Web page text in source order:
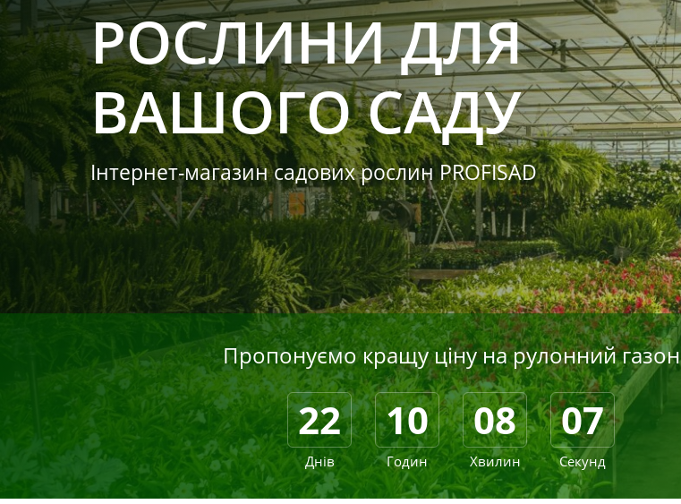
РОСЛИНИ ДЛЯ
ВАШОГО САДУ
Інтернет-магазин садових рослин PROFISAD
Пропонуємо кращу ціну на рулонний газон
22
Днів
10
Годин
08
Хвилин
05
Секунд